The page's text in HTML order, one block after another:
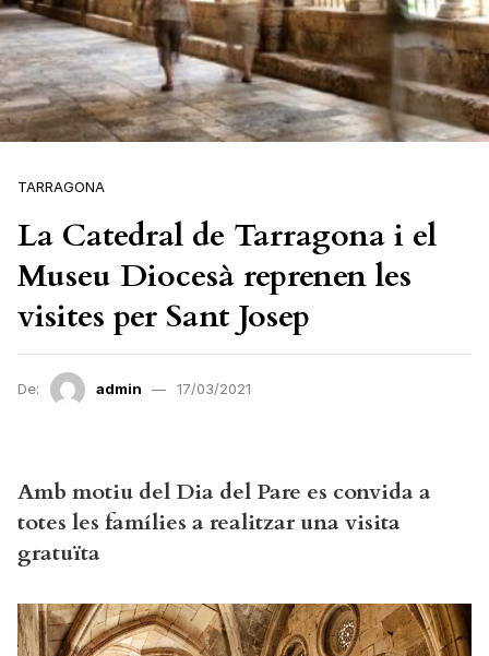
TARRAGONA
La Catedral de Tarragona i el
Museu Diocesà reprenen les
visites per Sant Josep
De: admin 17/03/2021
Amb motiu del Dia del Pare es convida a
totes les famílies a realitzar una visita
gratuïta